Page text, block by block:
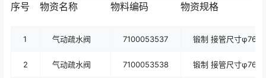
序号
物资名称 物料编码 物资规格
1 气动疏水阀 7100053537 锻制 接管尺寸
2 气动疏水阀 7100053538 锻制 接管尺寸